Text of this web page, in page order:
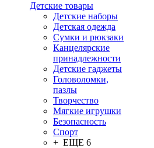
Детские товары
Детские наборы
Детская одежда
Сумки и рюкзаки
Канцелярские
принадлежности
Детские гаджеты
Головоломки,
пазлы
Творчество
Мягкие игрушки
Безопасность
Спорт
+ ЕЩЕ 6